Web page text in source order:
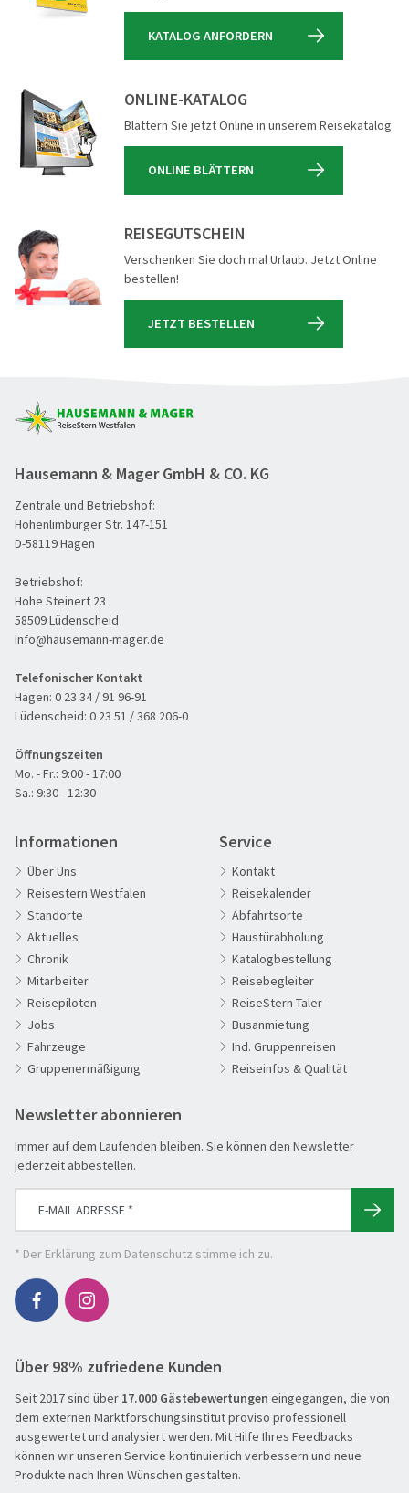
KATALOG ANFORDERN
ONLINE-KATALOG
Blättern Sie jetzt Online in unserem Reisekatalog
ONLINE BLÄTTERN
REISEGUTSCHEIN
Verschenken Sie doch mal Urlaub. Jetzt Online
bestellen!
JETZT BESTELLEN
Hausemann & Mager GmbH & CO. KG
Zentrale und Betriebshof:
Hohenlimburger Str. 147-151
D-58119 Hagen
Betriebshof:
Hohe Steinert 23
58509 Lüdenscheid
info@hausemann-mager.de
Telefonischer Kontakt
Hagen: 0 23 34 / 91 96-91
Lüdenscheid: 0 23 51 / 368 206-0
Öffnungszeiten
Mo. - Fr.: 9:00 - 17:00
Sa.: 9:30 - 12:30
Informationen
Über Uns
Reisestern Westfalen
Standorte
Aktuelles
Chronik
Mitarbeiter
Reisepiloten
Jobs
Fahrzeuge
Gruppenermäßigung
Service
Kontakt
Reisekalender
Abfahrtsorte
Haustürabholung
Katalogbestellung
Reisebegleiter
ReiseStern-Taler
Busanmietung
Ind. Gruppenreisen
Reiseinfos & Qualität
Newsletter abonnieren
Immer auf dem Laufenden bleiben. Sie können den Newsletter
jederzeit abbestellen.
* Der Erklärung zum Datenschutz stimme ich zu.
Über 98% zufriedene Kunden
Seit 2017 sind über 17.000 Gästebewertungen eingegangen, die von
dem externen Marktforschungsinstitut proviso professionell
ausgewertet und analysiert werden. Mit Hilfe Ihres Feedbacks
können wir unseren Service kontinuierlich verbessern und neue
Produkte nach Ihren Wünschen gestalten.